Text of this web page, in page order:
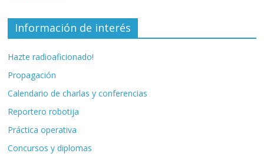
Información de interés
Hazte radioaficionado!
Propagación
Calendario de charlas y conferencias
Reportero robotija
Práctica operativa
Concursos y diplomas